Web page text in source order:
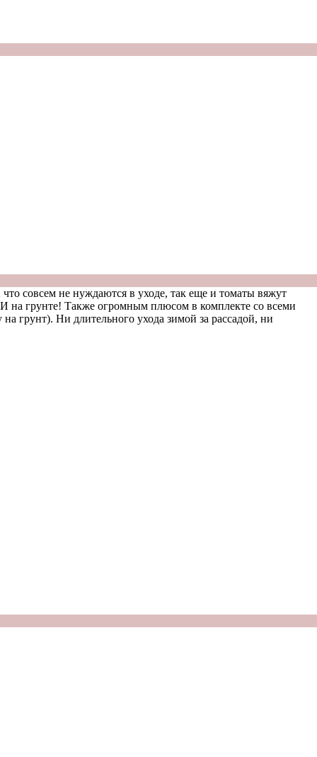
не нуждаются в уходе, так еще и томаты вяжут
грунте! Также огромным плюсом в комплекте со всеми
грунт). Ни длительного ухода зимой за рассадой, ни